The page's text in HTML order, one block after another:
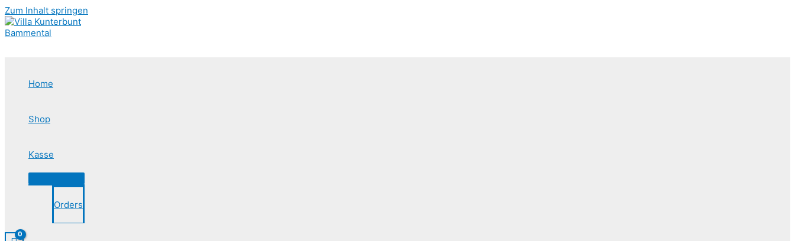
Zum Inhalt springen
Home
Shop
Kasse
Orders